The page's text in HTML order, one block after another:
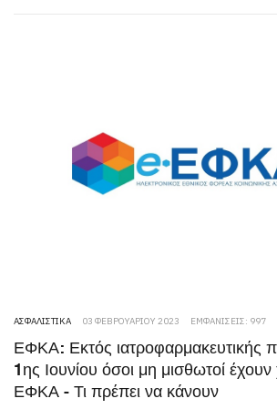
ΑΣΦΑΛΙΣΤΙΚΆ 03 ΦΕΒΡΟΥΑΡΊΟΥ 2023 ΕΜΦΑΝΊΣΕΙΣ: 997
ΕΦΚΑ: Εκτός ιατροφαρμακευτικής
1ης Ιουνίου όσοι μη μισθωτοί
ΕΦΚΑ - Τι πρέπει να κάνουν